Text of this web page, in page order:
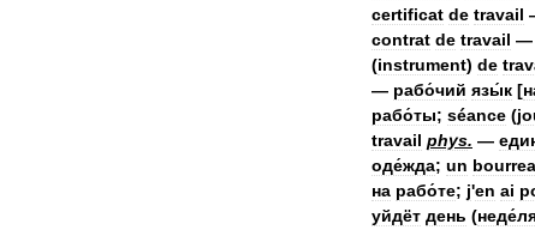
certificat de travail
contrat de travail —
(instrument) de
— рабо́чий язы́к [
рабо́ты; séance (
travail phys. —
оде́жда; un
на рабо́те; j'en ai
уйдёт день (